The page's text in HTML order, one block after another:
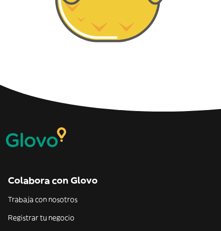
Colabora con Glovo
Trabaja con nosotros
Registrar tu negocio